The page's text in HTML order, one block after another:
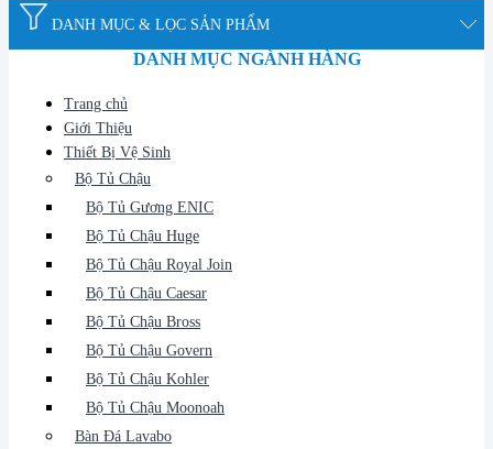
DANH MỤC & LỌC SẢN PHẨM
DANH MỤC NGÀNH HÀNG
Trang chủ
Giới Thiệu
Thiết Bị Vệ Sinh
Bộ Tủ Chậu
Bộ Tủ Gương ENIC
Bộ Tủ Chậu Huge
Bộ Tủ Chậu Royal Join
Bộ Tủ Chậu Caesar
Bộ Tủ Chậu Bross
Bộ Tủ Chậu Govern
Bộ Tủ Chậu Kohler
Bộ Tủ Chậu Moonoah
Bàn Đá Lavabo